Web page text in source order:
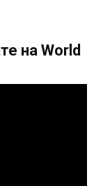
на World